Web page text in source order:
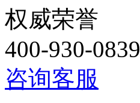
权威荣誉
400-930-0839
咨询客服